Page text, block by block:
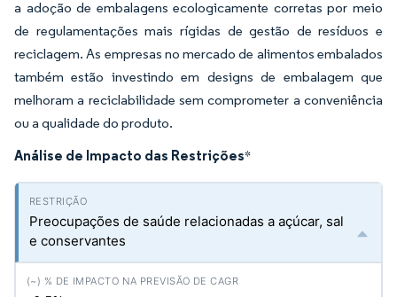
a adoção de embalagens ecologicamente corretas por meio
de regulamentações mais rígidas de gestão de resíduos e
reciclagem. As empresas no mercado de alimentos embalados
também estão investindo em designs de embalagem que
melhoram a reciclabilidade sem comprometer a conveniência
ou a qualidade do produto.
Análise de Impacto das Restrições*
Preocupações de saúde relacionadas a açúcar, sal
e conservantes